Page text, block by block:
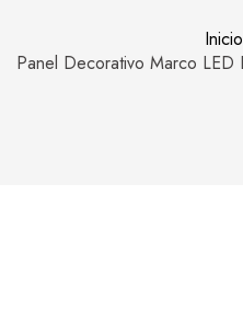
Inicio
Panel Decorativo Marco